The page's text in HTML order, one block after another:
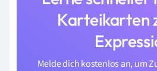
Karteikarten
Melde dich kostenlos an, um